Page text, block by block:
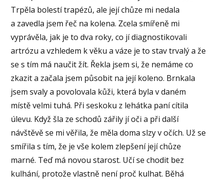
Trpěla bolestí trapézů, ale její chůze mi nedala
a zavedla jsem řeč na kolena. Zcela smířeně mi
vyprávěla, jak je to dva roky, co jí diagnostikovali
artrózu a vzhledem k věku a váze je to stav trvalý a že
se s tím má naučit žít. Řekla jsem si, že nemáme co
zkazit a začala jsem působit na její koleno. Brnkala
jsem svaly a povolovala kůži, která byla v daném
místě velmi tuhá. Při seskoku z lehátka paní cítila
úlevu. Když šla ze schodů zářily jí oči a při další
návštěvě se mi věřila, že měla doma slzy v očích. Už se
smířila s tím, že je vše kolem zlepšení její chůze
marné. Teď má novou starost. Učí se chodit bez
kulhání, protože vlastně není proč kulhat. Běhá